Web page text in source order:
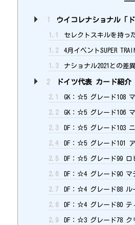
1 ウイコレナショナル「
1.1 セレクトスキルを持っ
1.2 4月イベントSUPER
1.3 ナショナル2021との差異
2 ドイツ代表 カード紹介
2.1 GK：☆5 グレード108
2.2 GK：☆5 グレード106
2.3 DF：☆5 グレード103
2.4 DF：☆5 グレード101
2.5 DF：☆5 グレード99 ロ
2.6 DF：☆4 グレード90 マ
2.7 DF：☆4 グレード88 ル
2.8 DF：☆4 グレード80 テ
2.9 DF：☆3 グレード78 ク